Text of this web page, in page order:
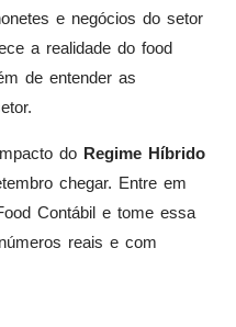
e negócios do setor
a realidade do food
de entender as
do Regime Híbrido
chegar. Entre em
Contábil e tome essa
reais e com